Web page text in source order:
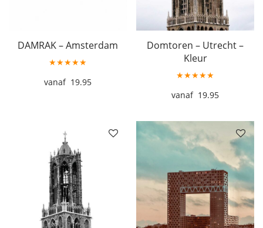
DAMRAK – Amsterdam
★★★★★
19.95
Domtoren – Utrecht –
Kleur
★★★★★
19.95